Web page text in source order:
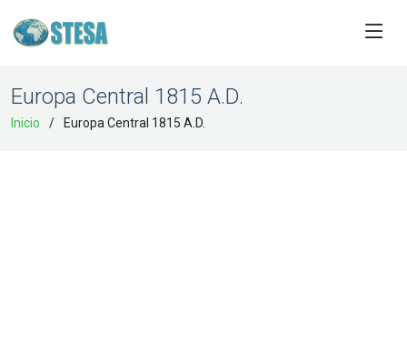
Europa Central 1815 A.D.
Inicio Europa Central 1815 A.D.